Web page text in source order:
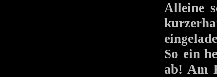
Alleine
So ein
ab! Am